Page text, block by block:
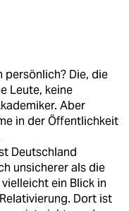
persönlich? Die, die
Leute, keine
Aber
in der Öffentlichkeit
Deutschland
unsicherer als die
ein Blick in
Dort ist